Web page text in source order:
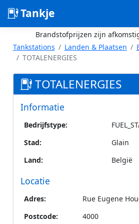
Tankje
Brandstofprijzen zijn
Tankstations
Landen & Plaatsen
TOTALENERGIES
TOTALENERGIES
Informatie
Bedrijfstype:
Stad:
Glain
Land:
België
Locatie
Adres:
Rue Eugene
Postcode:
4000